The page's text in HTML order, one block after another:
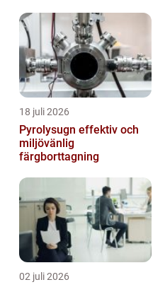
18 juli 2026
Pyrolysugn effektiv och
miljövänlig
färgborttagning
02 juli 2026